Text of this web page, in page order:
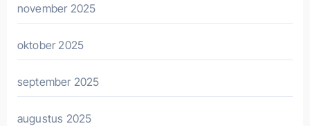
november 2025
oktober 2025
september 2025
augustus 2025